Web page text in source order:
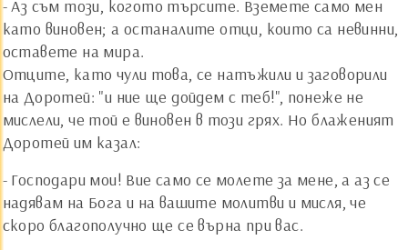
- Аз съм този, когото търсите. Вземете само мен
като виновен; а останалите отци, които са невинни,
оставете на мира.
Отците, като чули това, се натъжили и заговорили
на Доротей: "и ние ще дойдем с теб!", понеже не
мислели, че той е виновен в този грях. Но блаженият
Доротей им казал:
- Господари мои! Вие само се молете за мене, а аз се
надявам на Бога и на вашите молитви и мисля, че
скоро благополучно ще се върна при вас.